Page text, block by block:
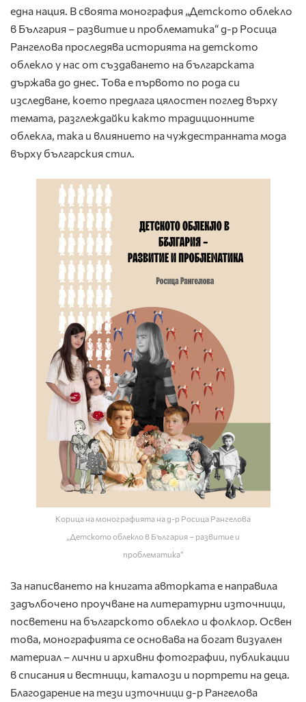
една нация. В своята монография „Детското облекло
в България – развитие и проблематика“ д-р Росица
Рангелова проследява историята на детското
облекло у нас от създаването на българската
държава до днес. Това е първото по рода си
изследване, което предлага цялостен поглед върху
темата, разглеждайки както традиционните
облекла, така и влиянието на чуждестранната мода
върху българския стил.
Корица на монографията на д-р Росица Рангелова
„Детското облекло в България – развитие и
проблематика“
За написването на книгата авторката е направила
задълбочено проучване на литературни източници,
посветени на българското облекло и фолклор. Освен
това, монографията се основава на богат визуален
материал – лични и архивни фотографии, публикации
в списания и вестници, каталози и портрети на деца.
Благодарение на тези източници д-р Рангелова